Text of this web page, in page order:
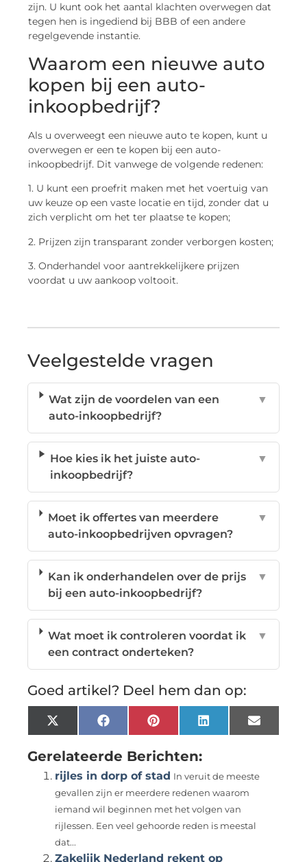
zijn. U kunt ook het aantal klachten overwegen dat
tegen hen is ingediend bij BBB of een andere
regelgevende instantie.
Waarom een nieuwe auto
kopen bij een auto-
inkoopbedrijf?
Als u overweegt een nieuwe auto te kopen, kunt u
overwegen er een te kopen bij een auto-
inkoopbedrijf. Dit vanwege de volgende redenen:
1. U kunt een proefrit maken met het voertuig van
uw keuze op een vaste locatie en tijd, zonder dat u
zich verplicht om het ter plaatse te kopen;
2. Prijzen zijn transparant zonder verborgen kosten;
3. Onderhandel voor aantrekkelijkere prijzen
voordat u uw aankoop voltooit.
Veelgestelde vragen
Wat zijn de voordelen van een
auto-inkoopbedrijf?
▼
Hoe kies ik het juiste auto-
inkoopbedrijf?
▼
Moet ik offertes van meerdere
auto-inkoopbedrijven opvragen?
▼
Kan ik onderhandelen over de prijs
bij een auto-inkoopbedrijf?
▼
Wat moet ik controleren voordat ik
een contract onderteken?
▼
Goed artikel? Deel hem dan op:
X
(Twitter)
FacebookPinterestLinkedInEmail
Gerelateerde Berichten:
rijles in dorp of stad In veruit de meeste
gevallen zijn er meerdere redenen waarom
iemand wil beginnen met het volgen van
rijlessen. Een veel gehoorde reden is meestal
dat...
Zakelijk Nederland rekent op